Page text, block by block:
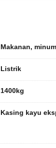
Makanan,
Listrik
1400kg
Kasing kayu